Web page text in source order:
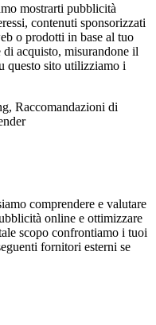
mostrarti pubblicità
contenuti sponsorizzati
o prodotti in base al tuo
acquisto, misurandone il
questo sito utilizziamo i
Raccomandazioni di
comprendere e valutare
online e ottimizzare
scopo confrontiamo i tuoi
fornitori esterni se